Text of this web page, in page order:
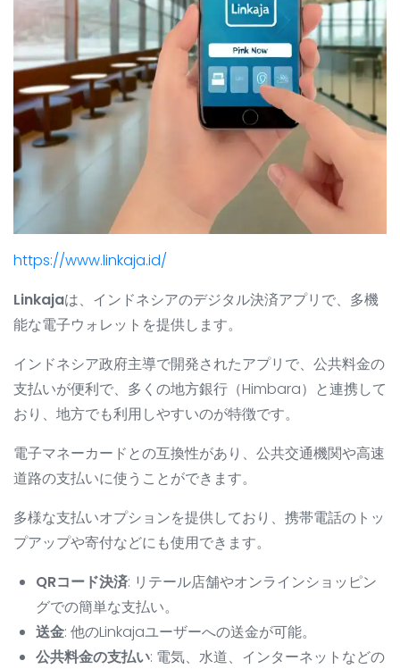
https://www.linkaja.id/
Linkajaは、インドネシアのデジタル決済アプリで、多機
能な電子ウォレットを提供します。
インドネシア政府主導で開発されたアプリで、公共料金の
支払いが便利で、多くの地方銀行（Himbara）と連携して
おり、地方でも利用しやすいのが特徴です。
電子マネーカードとの互換性があり、公共交通機関や高速
道路の支払いに使うことができます。
多様な支払いオプションを提供しており、携帯電話のトッ
プアップや寄付などにも使用できます。
QRコード決済: リテール店舗やオンラインショッピン
グでの簡単な支払い。
送金: 他のLinkajaユーザーへの送金が可能。
公共料金の支払い: 電気、水道、インターネットなどの